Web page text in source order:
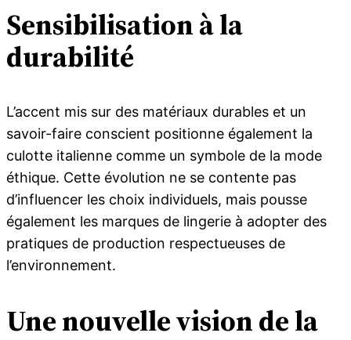
Sensibilisation à la
durabilité
L’accent mis sur des matériaux durables et un
savoir-faire conscient positionne également la
culotte italienne comme un symbole de la mode
éthique. Cette évolution ne se contente pas
d’influencer les choix individuels, mais pousse
également les marques de lingerie à adopter des
pratiques de production respectueuses de
l’environnement.
Une nouvelle vision de la